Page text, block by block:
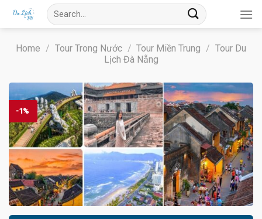
Skip
Search
for:
Home / Tour Trong Nước / Tour Miền Trung / Tour Du
Lịch Đà Nẵng
-1%